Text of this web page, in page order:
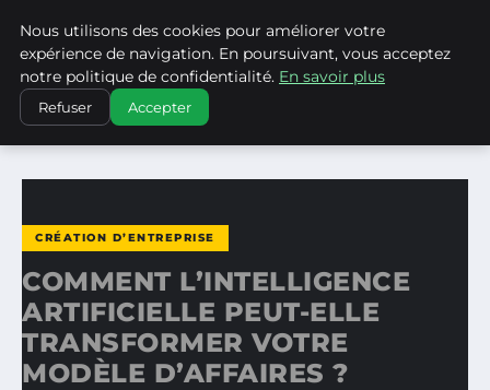
WP CAPE
ACCUEIL
CRÉATION D’ENTREPRISE
COMMENT L’INTELLIGENCE ARTIFICIELLE PEUT-ELLE…
CRÉATION D’ENTREPRISE
COMMENT L’INTELLIGENCE
ARTIFICIELLE PEUT-ELLE
TRANSFORMER VOTRE
MODÈLE D’AFFAIRES ?
Nous utilisons des cookies pour améliorer votre
expérience de navigation. En poursuivant, vous acceptez
notre politique de confidentialité. En savoir plus
Refuser Accepter